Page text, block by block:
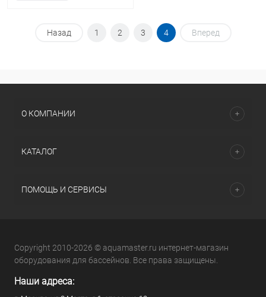
Назад 1 2 3 4 Вперед
О КОМПАНИИ
КАТАЛОГ
ПОМОЩЬ И СЕРВИСЫ
Copyright 2010-2026 © aquamaster.ru интернет-магазин
оборудования для бассейнов. Все права защищены.
Наши адреса: